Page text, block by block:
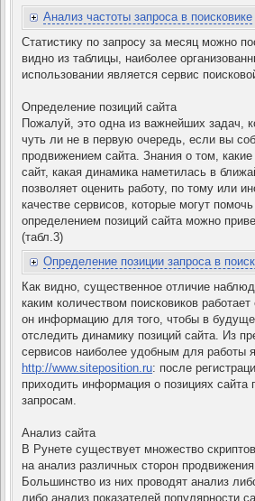
Анализ частоты запроса в поисковике
Статистику по запросу за месяц можно
видно из таблицы, наиболее
использовании является сервис
Определение позиций сайта
Пожалуй, это одна из важнейших задач,
чуть ли не в первую очередь, если вы
продвижением сайта. Знания о том, какие
сайт, какая динамика наметилась в
позволяет оценить работу, по тому или
качестве сервисов, которые могут
определением позиций сайта можно
(табл.3)
Определение позиции запроса в
Как видно, существенное отличие
каким количеством поисковиков
он информацию для того, чтобы в
отследить динамику позиций сайта. Из
сервисов наиболее удобным для работы
http://www.siteposition.ru: после
приходить информация о позициях сайта
запросам.
Анализ сайта
В Рунете существует множество
на анализ различных сторон
Большинство из них проводят анализ
либо анализ показателей популярности